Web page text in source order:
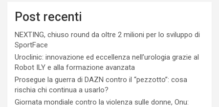
Post recenti
NEXTING, chiuso round da oltre 2 milioni per lo sviluppo di
SportFace
Uroclinic: innovazione ed eccellenza nell’urologia grazie al
Robot ILY e alla formazione avanzata
Prosegue la guerra di DAZN contro il “pezzotto”: cosa
rischia chi continua a usarlo?
Giornata mondiale contro la violenza sulle donne, Onu: